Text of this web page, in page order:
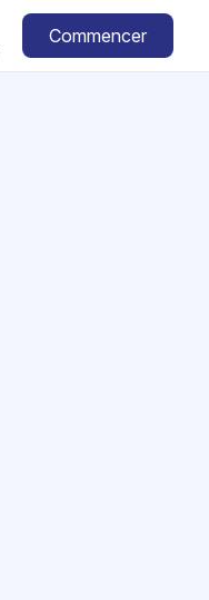
Commencer